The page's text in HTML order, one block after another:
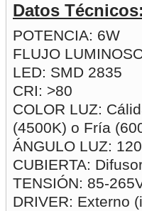
Datos
POTENCIA: 6W
FLUJO
LED: SMD 2835
CRI: >80
COLOR LUZ:
(4500K) o Fría
ÁNGULO LUZ:
CUBIERTA:
TENSIÓN: 85-
DRIVER: Externo